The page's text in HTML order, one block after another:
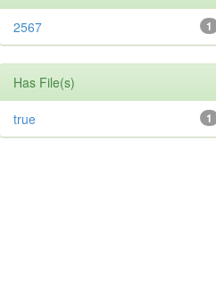
1
2567
Has File(s)
1
true